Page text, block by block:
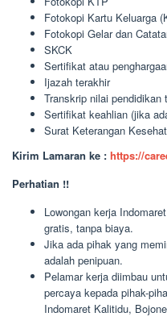
Fotokopi Kartu Keluarga
Fotokopi Gelar dan
SKCK
Sertifikat atau
Ijazah terakhir
Transkrip nilai pendidikan
Sertifikat keahlian (jika
Surat Keterangan
Kirim Lamaran ke : https://
Perhatian !!
Lowongan kerja
gratis, tanpa biaya.
Jika ada pihak yang
adalah penipuan.
Pelamar kerja diimbau
percaya kepada pihak-
Indomaret Kalitidu,